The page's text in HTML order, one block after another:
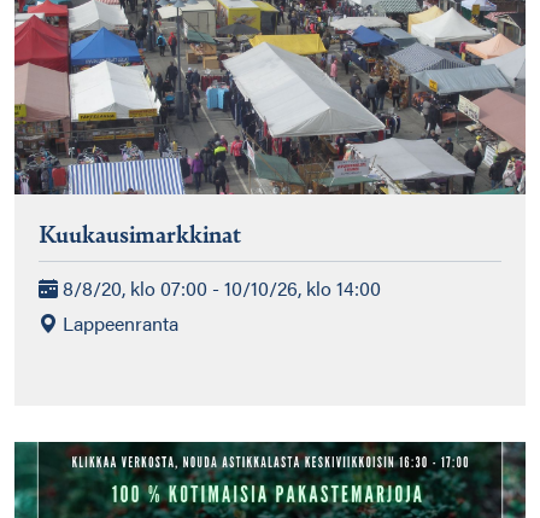
Kuukausimarkkinat
8/8/20, klo 07:00 - 10/10/26, klo 14:00
Lappeenranta